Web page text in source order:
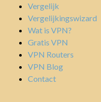
Vergelijk
Vergelijkingswizard
Wat is VPN?
Gratis VPN
VPN Routers
VPN Blog
Contact